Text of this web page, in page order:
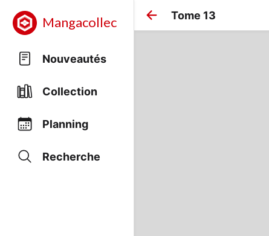
Mangacollec
Nouveautés
Collection
Planning
Recherche
Tome 13